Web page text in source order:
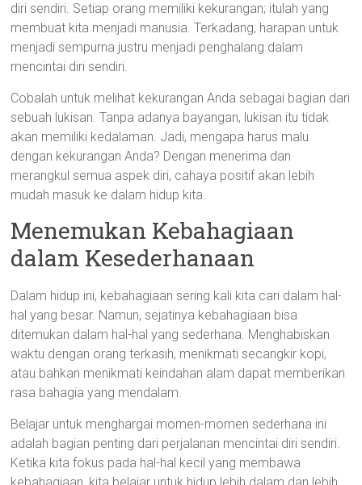
diri sendiri. Setiap orang memiliki kekurangan; itulah yang
membuat kita menjadi manusia. Terkadang, harapan untuk
menjadi sempurna justru menjadi penghalang dalam
mencintai diri sendiri.
Cobalah untuk melihat kekurangan Anda sebagai bagian dari
sebuah lukisan. Tanpa adanya bayangan, lukisan itu tidak
akan memiliki kedalaman. Jadi, mengapa harus malu
dengan kekurangan Anda? Dengan menerima dan
merangkul semua aspek diri, cahaya positif akan lebih
mudah masuk ke dalam hidup kita.
Menemukan Kebahagiaan
dalam Kesederhanaan
Dalam hidup ini, kebahagiaan sering kali kita cari dalam hal-
hal yang besar. Namun, sejatinya kebahagiaan bisa
ditemukan dalam hal-hal yang sederhana. Menghabiskan
waktu dengan orang terkasih, menikmati secangkir kopi,
atau bahkan menikmati keindahan alam dapat memberikan
rasa bahagia yang mendalam.
Belajar untuk menghargai momen-momen sederhana ini
adalah bagian penting dari perjalanan mencintai diri sendiri.
Ketika kita fokus pada hal-hal kecil yang membawa